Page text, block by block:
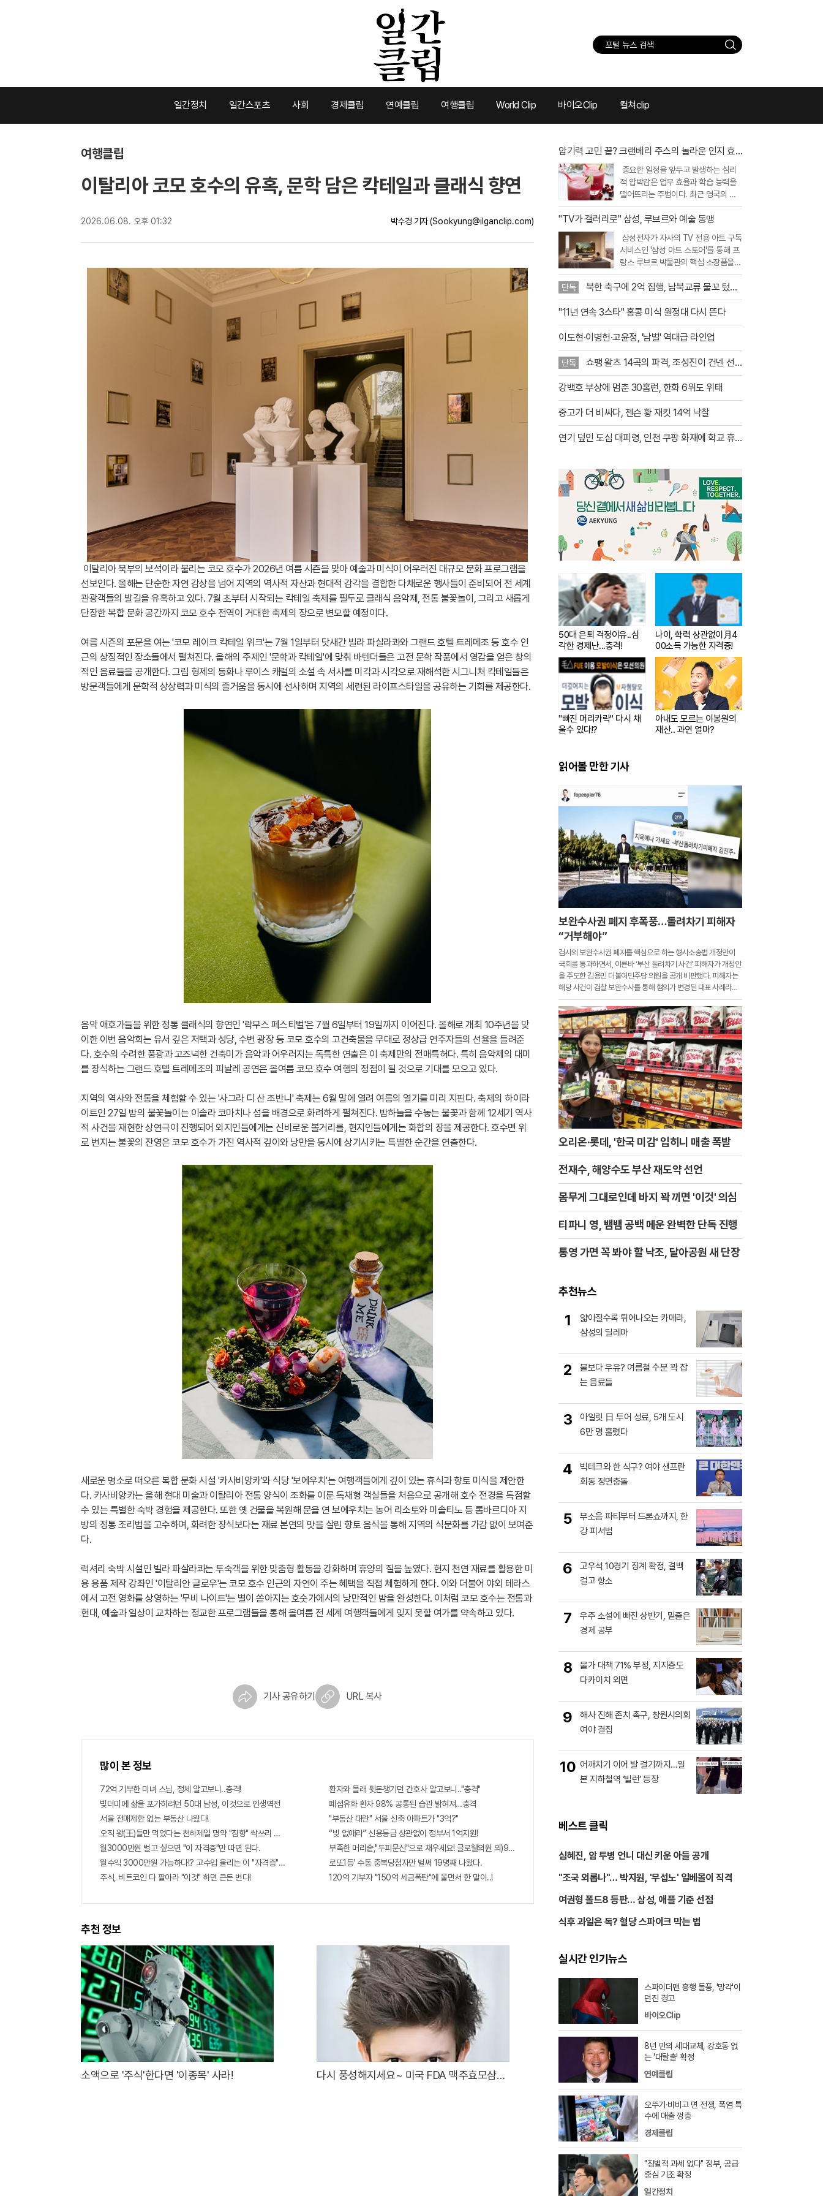
검
일간정치 일간스포츠 사회 경제클립 연예클립 여행클립 World Clip 바이오Clip 컬쳐clip
여행클립
이탈리아 코모 호수의 유혹, 문학 담은 칵테일과 클래식 향연
2026.06.08. 오후 01:32 박수경 기자 (Sookyung@ilganclip.com)
이탈리아 북부의 보석이라 불리는 코모 호수가 2026년 여름 시즌을 맞아 예술과 미식이 어우러진 대규모 문화 프로그램을
선보인다. 올해는 단순한 자연 감상을 넘어 지역의 역사적 자산과 현대적 감각을 결합한 다채로운 행사들이 준비되어 전 세계
관광객들의 발길을 유혹하고 있다. 7월 초부터 시작되는 칵테일 축제를 필두로 클래식 음악제, 전통 불꽃놀이, 그리고 새롭게
단장한 복합 문화 공간까지 코모 호수 전역이 거대한 축제의 장으로 변모할 예정이다.
여름 시즌의 포문을 여는 '코모 레이크 칵테일 위크'는 7월 1일부터 닷새간 빌라 파살라콰와 그랜드 호텔 트레메조 등 호수 인
근의 상징적인 장소들에서 펼쳐진다. 올해의 주제인 '문학과 칵테일'에 맞춰 바텐더들은 고전 문학 작품에서 영감을 얻은 창의
적인 음료들을 공개한다. 그림 형제의 동화나 루이스 캐럴의 소설 속 서사를 미각과 시각으로 재해석한 시그니처 칵테일들은
방문객들에게 문학적 상상력과 미식의 즐거움을 동시에 선사하며 지역의 세련된 라이프스타일을 공유하는 기회를 제공한다.
음악 애호가들을 위한 정통 클래식의 향연인 '락무스 페스티벌'은 7월 6일부터 19일까지 이어진다. 올해로 개최 10주년을 맞
이한 이번 음악회는 유서 깊은 저택과 성당, 수변 광장 등 코모 호수의 고건축물을 무대로 정상급 연주자들의 선율을 들려준
다. 호수의 수려한 풍광과 고즈넉한 건축미가 음악과 어우러지는 독특한 연출은 이 축제만의 전매특허다. 특히 음악제의 대미
를 장식하는 그랜드 호텔 트레메조의 피날레 공연은 올여름 코모 호수 여행의 정점이 될 것으로 기대를 모으고 있다.
지역의 역사와 전통을 체험할 수 있는 '사그라 디 산 조반니' 축제는 6월 말에 열려 여름의 열기를 미리 지핀다. 축제의 하이라
이트인 27일 밤의 불꽃놀이는 이솔라 코마치나 섬을 배경으로 화려하게 펼쳐진다. 밤하늘을 수놓는 불꽃과 함께 12세기 역사
적 사건을 재현한 상연극이 진행되어 외지인들에게는 신비로운 볼거리를, 현지인들에게는 화합의 장을 제공한다. 호수면 위
로 번지는 불꽃의 잔영은 코모 호수가 가진 역사적 깊이와 낭만을 동시에 상기시키는 특별한 순간을 연출한다.
새로운 명소로 떠오른 복합 문화 시설 '카사비앙카'와 식당 '보에우치'는 여행객들에게 깊이 있는 휴식과 향토 미식을 제안한
다. 카사비앙카는 올해 현대 미술과 이탈리아 전통 양식이 조화를 이룬 독채형 객실들을 처음으로 공개해 호수 전경을 독점할
수 있는 특별한 숙박 경험을 제공한다. 또한 옛 건물을 복원해 문을 연 보에우치는 농어 리소토와 미솔티노 등 롬바르디아 지
방의 정통 조리법을 고수하며, 화려한 장식보다는 재료 본연의 맛을 살린 향토 음식을 통해 지역의 식문화를 가감 없이 보여준
다.
럭셔리 숙박 시설인 빌라 파살라콰는 투숙객을 위한 맞춤형 활동을 강화하며 휴양의 질을 높였다. 현지 천연 재료를 활용한 미
용 용품 제작 강좌인 '이탈리안 글로우'는 코모 호수 인근의 자연이 주는 혜택을 직접 체험하게 한다. 이와 더불어 야외 테라스
에서 고전 영화를 상영하는 '무비 나이트'는 별이 쏟아지는 호숫가에서의 낭만적인 밤을 완성한다. 이처럼 코모 호수는 전통과
현대, 예술과 일상이 교차하는 정교한 프로그램들을 통해 올여름 전 세계 여행객들에게 잊지 못할 여가를 약속하고 있다.
기사 공유하기 URL 복사
많이 본 정보
72억 기부한 미녀 스님, 정체 알고보니..충격!
빚더미에 삶을 포가히려던 50대 남성, 이것으로 인생역전
서울 전매제한 없는 부동산 나왔다!
오직 왕(王)들만 먹었다는 천하제일 명약 "침향" 싹쓰리 완판!! 왜 난리났나 봤더니..경악!
월3000만원 벌고 싶으면 "이 자격증"만 따면 된다.
월수익 3000만원 가능하다!? 고수입 올리는 이 "자격증"에 몰리는 이유 알고보니…
주식, 비트코인 다 팔아라 "이것" 하면 큰돈 번다!
환자와 몰래 뒷돈챙기던 간호사 알고보니.."충격"
폐섬유화 환자 98% 공통된 습관 밝혀져…충격
"부동산 대란" 서울 신축 아파트가 "3억?"
“빚 없애라” 신용등급 상관없이 정부서 1억지원!
부족한 머리숱,"두피문신"으로 채우세요! 글로웰의원 의)96837
로또1등' 수동 중복당첨자만 벌써 19명째 나왔다.
120억 기부자 "150억 세금폭탄"에 울면서 한 말이..!
추천 정보
소액으로 '주식'한다면 '이종목' 사라!
다시 풍성해지세요~ 미국 FDA 맥주효모샴푸
암기력 고민 끝? 크랜베리 주스의 놀라운 인지 효
과
중요한 일정을 앞두고 발생하는 심리
적 압박감은 업무 효율과 학습 능력을
떨어뜨리는 주범이다. 최근 영국의 권
위 있는 연구진은 이러한 스트레스 상
황에서 크랜베리 주스 섭취가 인지 기
흥미로운 연구 결과를 내놓았다. 크랜
베리에 풍부한 특정 항산화 성분이 뇌
와 신체의 스트레스 반응
"TV가 갤러리로" 삼성, 루브르와 예술 동맹
삼성전자가 자사의 TV 전용 아트 구독
서비스인 '삼성 아트 스토어'를 통해 프
랑스 루브르 박물관의 핵심 소장품을
대거 추가하며 홈 갤러리 시대를 앞당
기고 있다. 이번 업데이트를 통해 새롭
게 공개된 작품은 총 34점으로, 기존에
제공되던 17점을 포함해 이제 이용자
들은 루브르 박물관의 대표작 51점을
집안에서
단독
나?
"11년 연속 3스타" 홍콩 미식 원정대 다시 뜬다
이도현·이병헌·고윤정, '남벌' 역대급 라인업
단독
물
강백호 부상에 멈춘 30홈런, 한화 6위도 위태
중고가 더 비싸다, 젠슨 황 재킷 14억 낙찰
연기 덮인 도심 대피령, 인천 쿠팡 화재에 학교 휴
50대 은퇴 걱정이유..심
각한 경제난...충격!
나이, 학력 상관없이月4
00소득 가능한 자격증!
"빠진 머리카락" 다시 채
울수 있다!?
아내도 모르는 이봉원의
재산.. 과연 얼마?
읽어볼 만한 기사
보완수사권 폐지 후폭풍…돌려차기 피해자
“거부해야”
검사의 보완수사권 폐지를 핵심으로 하는 형사소송법 개정안이
국회를 통과하면서, 이른바 ‘부산 돌려차기 사건’ 피해자가 개정안
을 주도한 김용민 더불어민주당 의원을 공개 비판했다. 피해자는
해당 사건이 검찰 보완수사를 통해 혐의가 변경된 대표 사례라며,
법 개정이 피해자 보호를 약화시킬 수 있다고 우려했다.김 의원은
지난 1
오리온·롯데, '한국 미감' 입히니 매출 폭발
전재수, 해양수도 부산 재도약 선언
몸무게 그대로인데 바지 꽉 끼면 '이것' 의심
티파니 영, 뱀뱀 공백 메운 완벽한 단독 진행
통영 가면 꼭 봐야 할 낙조, 달아공원 새 단장
추천뉴스
1
얇아질수록 튀어나오는 카메라,
삼성의 딜레마
2
물보다 우유? 여름철 수분 꽉 잡
는 음료들
3
아일릿 日 투어 성료, 5개 도시
6만 명 홀렸다
4
빅테크와 한 식구? 여야 샌프란
회동 정면충돌
5
무소음 파티부터 드론쇼까지, 한
강 피서법
6
고우석 10경기 징계 확정, 결백
걸고 항소
7
우주 소설에 빠진 상반기, 밑줄은
경제 공부
8
물가 대책 71% 부정, 지지층도
다카이치 외면
9
해사 진해 존치 촉구, 창원시의회
여야 결집
10 어깨치기 이어 발 걸기까지…일
본 지하철역 ‘빌런’ 등장
베스트 클릭
심혜진, 암 투병 언니 대신 키운 아들 공개
"조국 외롭나"… 박지원, '무섭노' 일베몰이 직격
여권형 폴드8 등판… 삼성, 애플 기준 선점
식후 과일은 독? 혈당 스파이크 막는 법
실시간 인기뉴스
스파이더맨 흥행 돌풍, '망각'이
던진 경고
바이오Clip
8년 만의 세대교체, 강호동 없
는 '대탈출' 확정
연예클립
오뚜기·비비고 면 전쟁, 폭염 특
수에 매출 껑충
경제클립
"징벌적 과세 없다" 정부, 공급
중심 기조 확정
일간정치